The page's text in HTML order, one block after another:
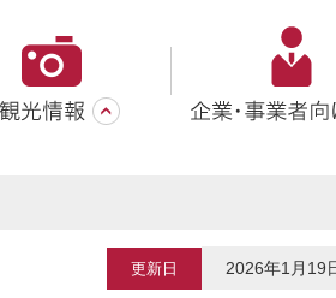
更新日 2026年1月19